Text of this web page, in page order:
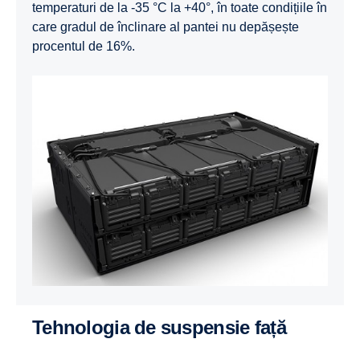
temperaturi de la -35 °C la +40°, în toate condițiile în
care gradul de înclinare al pantei nu depășește
procentul de 16%.
Tehnologia de suspensie față